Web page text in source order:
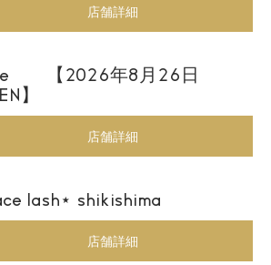
店舗詳細
【2026年8月26日
】
店舗詳細
lash⋆ shikishima
店舗詳細